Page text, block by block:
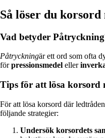
Så löser du
Vad betyder
Påtryckningär ett ord som ofta
förpressionsmedel eller
Tips för att lösa korsord
För att lösa korsord där
följande strategier:
Undersök korsordets